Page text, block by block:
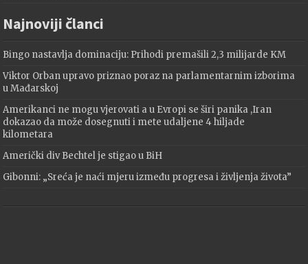
Najnoviji članci
Bingo nastavlja dominaciju: Prihodi premašili 2,3 milijarde KM
Viktor Orban upravo priznao poraz na parlamentarnim izborima
u Mađarskoj
Amerikanci ne mogu vjerovati a u Evropi se širi panika ,Iran
dokazao da može dosegnuti i mete udaljene 4 hiljade
kilometara
Američki div Bechtel je stigao u BiH
Gibonni: „Sreća je naći mjeru između progresa i življenja života”